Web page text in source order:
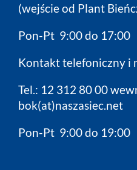
(wejście od Plant
Pon-Pt 9:00 do 17:00
Kontakt telefoniczny i
Tel.: 12 312 80 00
bok(at)naszasiec.net
Pon-Pt 9:00 do 19:00